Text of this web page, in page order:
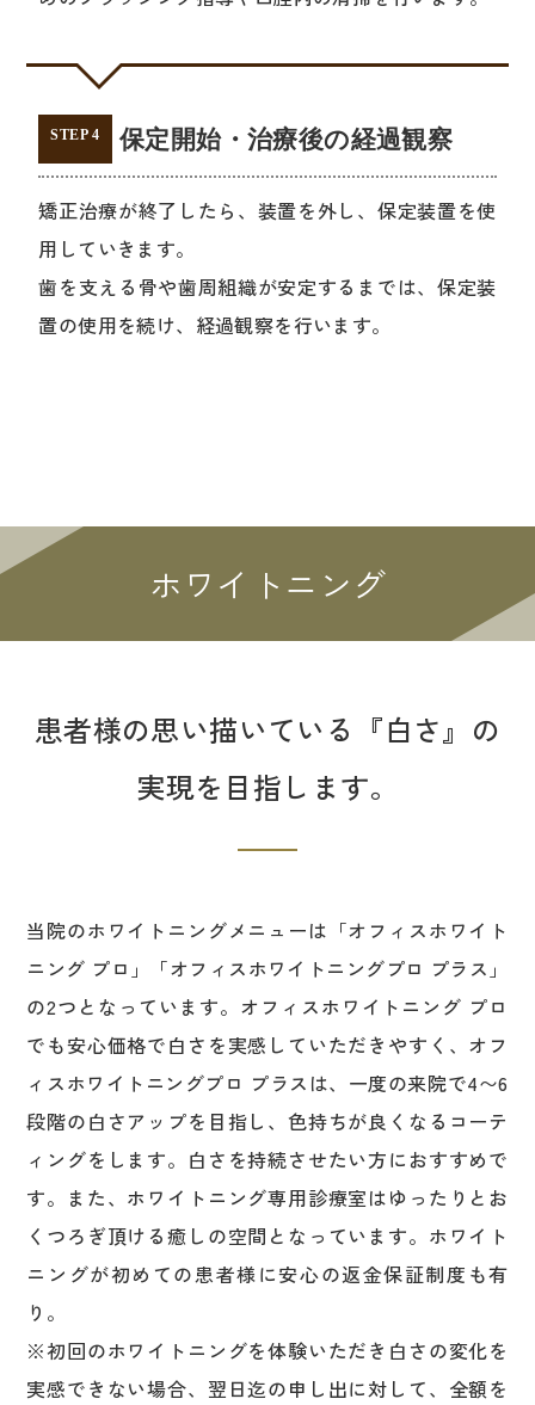
STEP 4 保定開始・治療後の経過観察
矯正治療が終了したら、装置を外し、保定装置を使
用していきます。
歯を支える骨や歯周組織が安定するまでは、保定装
置の使用を続け、経過観察を行います。
ホワイトニング
患者様の思い描いている『白さ』の
実現を目指します。
当院のホワイトニングメニューは「オフィスホワイト
ニング プロ」「オフィスホワイトニングプロ プラス」
の2つとなっています。オフィスホワイトニング プロ
でも安心価格で白さを実感していただきやすく、オフ
ィスホワイトニングプロ プラスは、一度の来院で4〜6
段階の白さアップを目指し、色持ちが良くなるコーテ
ィングをします。白さを持続させたい方におすすめで
す。また、ホワイトニング専用診療室はゆったりとお
くつろぎ頂ける癒しの空間となっています。ホワイト
ニングが初めての患者様に安心の返金保証制度も有
り。
※初回のホワイトニングを体験いただき白さの変化を
実感できない場合、翌日迄の申し出に対して、全額を